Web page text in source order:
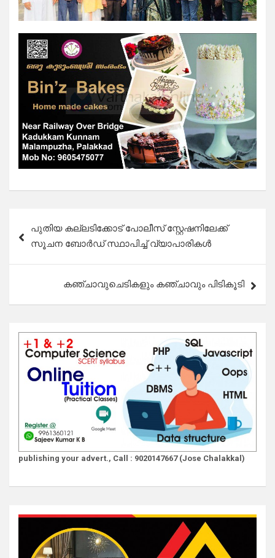
navigation
പുതിയ കല്ലടിക്കോട് പോലീസ് സ്റ്റേഷനിലേക്ക്
സൂചന ബോർഡ് സ്ഥാപിച്ച് വ്യാപാരികൾ
കഞ്ചാവുചെടികളും കഞ്ചാവും പിടികൂടി
publishing your advert., Call : 9020147667 (Jose Chalakkal)